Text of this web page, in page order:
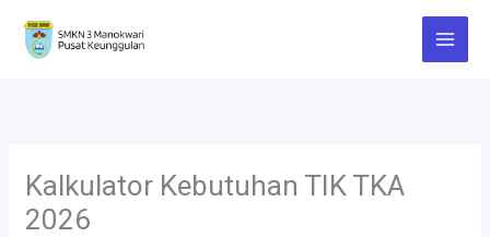
konten
Kalkulator Kebutuhan TIK TKA
2026